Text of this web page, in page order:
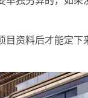
资料后才能定